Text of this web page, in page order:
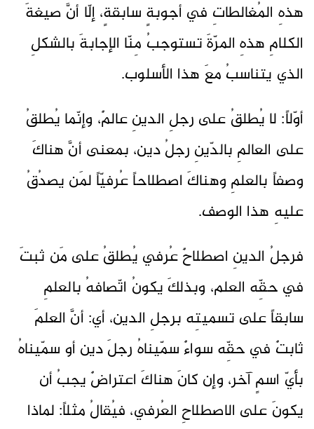
هذهِ المُغالطاتِ في أجوبةٍ سابقةٍ، إلّا أنَّ صيغةَ
الكلامِ هذهِ المرّةَ تستوجبُ مِنّا الإجابةَ بالشكلِ
الذي يتناسبُ معَ هذا الأسلوب.
أوّلاً: لا يُطلقُ على رجلِ الدينِ عالمٌ، وإنّما يُطلقُ
على العالمِ بالدّينِ رجلُ دين، بمعنى أنَّ هناكَ
وصفاً بالعلمِ وهناكَ اصطلاحاً عُرفيّاً لمَن يصدُقُ
عليهِ هذا الوصف.
فرجلُ الدينِ اصطلاحٌ عُرفي يُطلقُ على مَن ثبتَ
في حقِّه العلم، وبذلكَ يكونُ اتّصافهُ بالعلمِ
سابقاً على تسميتِه برجلِ الدين، أي: أنَّ العلمَ
ثابتٌ في حقِّه سواءٌ سمّيناهُ رجلَ دين أو سمّيناهُ
بأيّ اسمٍ آخر، وإن كانَ هناكَ اعتراضٌ يجبُ أن
يكونَ على الاصطلاحِ العُرفي، فيُقالُ مثلاً: لماذا